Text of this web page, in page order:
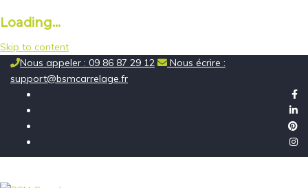
Loading...
Skip to content
Nous appeler : 09 86 87 29 12
Nous écrire :
support@bsmcarrelage.fr